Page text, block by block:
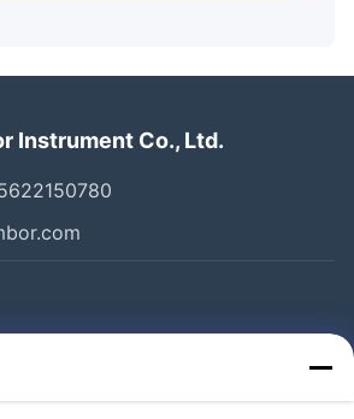
Instrument Co., Ltd.